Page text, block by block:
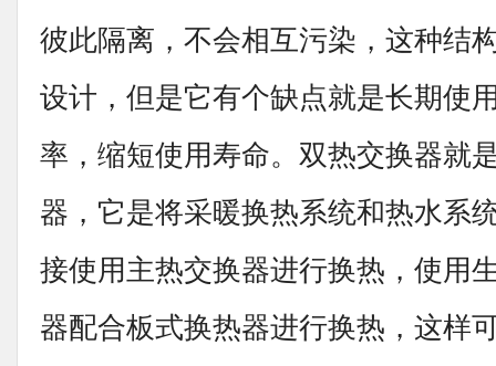
彼此隔离，不会相互污染，这种结
设计，但是它有个缺点就是长期使
率，缩短使用寿命。双热交换器就
器，它是将采暖换热系统和热水系
接使用主热交换器进行换热，使用
器配合板式换热器进行换热，这样